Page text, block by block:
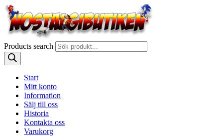
Products search
Start
Mitt konto
Information
Sälj till oss
Historia
Kontakta oss
Varukorg